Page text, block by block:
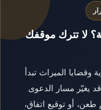
لا تترك موقفك
وقضايا الميراث تبدأ
يغيّر مسار الدعوى
أو توقيع اتفاق،